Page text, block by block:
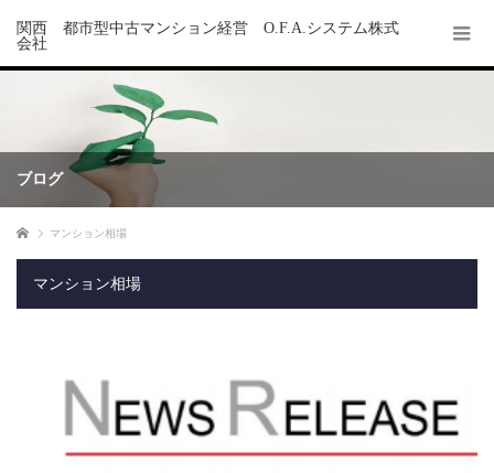
関西 都市型中古マンション経営 O.F.A.システム株式
会社
ブログ
ホーム マンション相場
マンション相場